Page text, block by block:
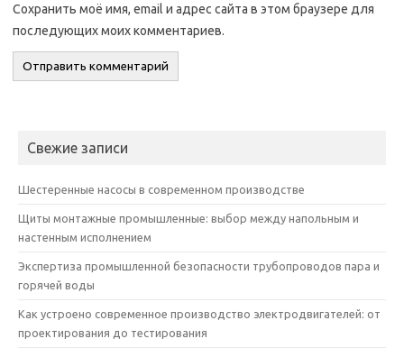
Сохранить моё имя, email и адрес сайта в этом браузере для
последующих моих комментариев.
Свежие записи
Шестеренные насосы в современном производстве
Щиты монтажные промышленные: выбор между напольным и
настенным исполнением
Экспертиза промышленной безопасности трубопроводов пара и
горячей воды
Как устроено современное производство электродвигателей: от
проектирования до тестирования